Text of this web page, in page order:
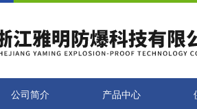
公司简介 产品中心